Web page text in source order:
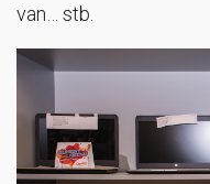
van… stb.